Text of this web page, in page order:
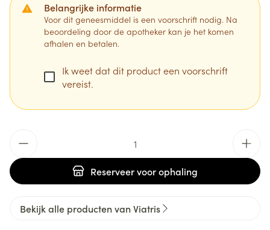
Belangrijke informatie
Voor dit geneesmiddel is een voorschrift nodig. Na
beoordeling door de apotheker kan je het komen
afhalen en betalen.
Ik weet dat dit product een voorschrift
vereist.
Reserveervoor ophaling
Bekijk alle producten van Viatris